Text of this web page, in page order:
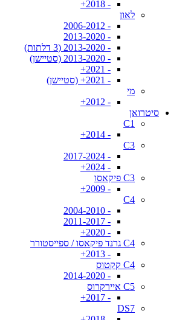
- 2018+
לאון
- 2006-2012
- 2013-2020
- 2013-2020 (3 דלתות)
- 2013-2020 (סטיישן)
- 2021+
- 2021+ (סטיישן)
מי
- 2012+
סיטרואן
C1
- 2014+
C3
- 2017-2024
- 2024+
C3 פיקאסו
- 2009+
C4
- 2004-2010
- 2011-2017
- 2020+
C4 גרנד פיקאסו / ספייסטורר
- 2013+
C4 קקטוס
- 2014-2020
C5 איירקרוס
- 2017+
DS7